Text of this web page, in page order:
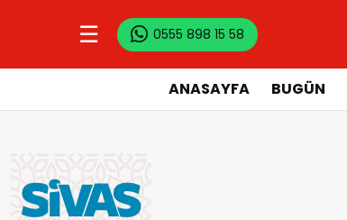
☰ 0555 898 15 58
ANASAYFA BUGÜN